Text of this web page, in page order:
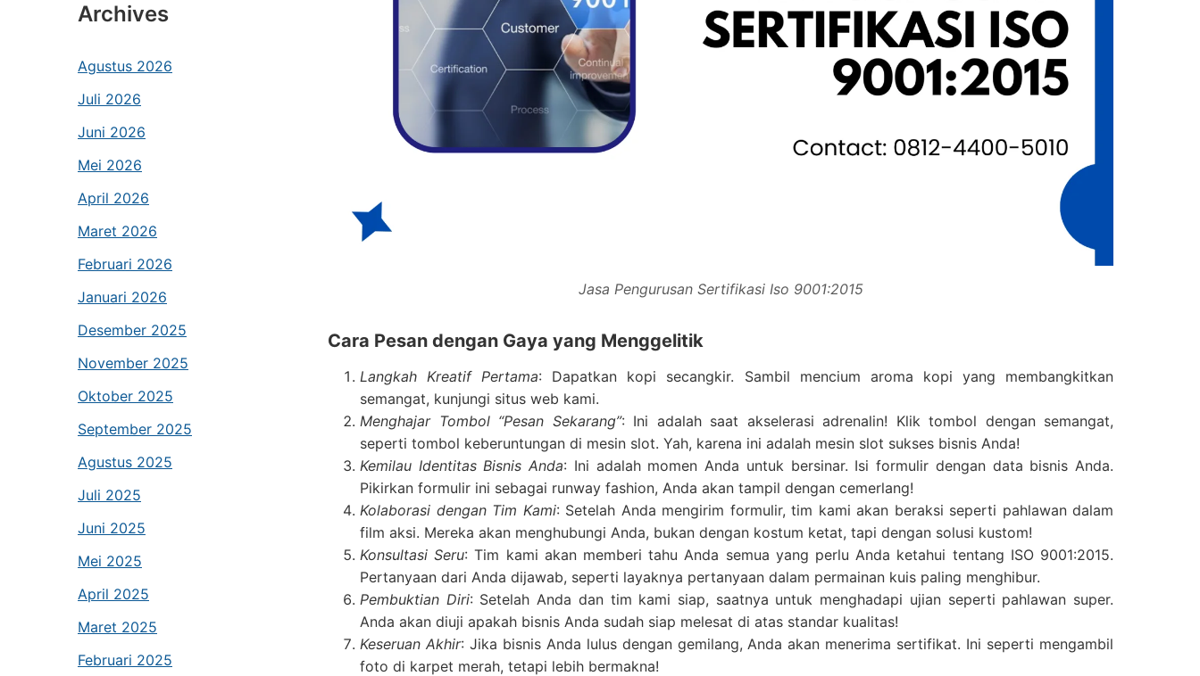
Archives
Agustus 2026
Juli 2026
Juni 2026
Mei 2026
April 2026
Maret 2026
Februari 2026
Januari 2026
Desember 2025
November 2025
Oktober 2025
September 2025
Agustus 2025
Juli 2025
Juni 2025
Mei 2025
April 2025
Maret 2025
Februari 2025
Jasa Pengurusan Sertifikasi Iso 9001:2015
Cara Pesan dengan Gaya yang Menggelitik
Langkah Kreatif Pertama: Dapatkan kopi secangkir. Sambil mencium aroma kopi yang membangkitkan
semangat, kunjungi situs web kami.
Menghajar Tombol “Pesan Sekarang”: Ini adalah saat akselerasi adrenalin! Klik tombol dengan semangat,
seperti tombol keberuntungan di mesin slot. Yah, karena ini adalah mesin slot sukses bisnis Anda!
Kemilau Identitas Bisnis Anda: Ini adalah momen Anda untuk bersinar. Isi formulir dengan data bisnis Anda.
Pikirkan formulir ini sebagai runway fashion, Anda akan tampil dengan cemerlang!
Kolaborasi dengan Tim Kami: Setelah Anda mengirim formulir, tim kami akan beraksi seperti pahlawan dalam
film aksi. Mereka akan menghubungi Anda, bukan dengan kostum ketat, tapi dengan solusi kustom!
Konsultasi Seru: Tim kami akan memberi tahu Anda semua yang perlu Anda ketahui tentang ISO 9001:2015.
Pertanyaan dari Anda dijawab, seperti layaknya pertanyaan dalam permainan kuis paling menghibur.
Pembuktian Diri: Setelah Anda dan tim kami siap, saatnya untuk menghadapi ujian seperti pahlawan super.
Anda akan diuji apakah bisnis Anda sudah siap melesat di atas standar kualitas!
Keseruan Akhir: Jika bisnis Anda lulus dengan gemilang, Anda akan menerima sertifikat. Ini seperti mengambil
foto di karpet merah, tetapi lebih bermakna!